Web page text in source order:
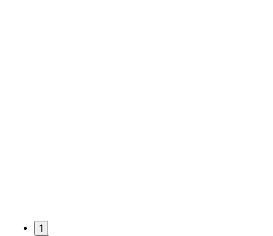
1